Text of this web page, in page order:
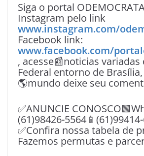
Siga o portal
Instagram pelo link
www.instagram.com/
Facebook link:
www.facebook.com/
, acesse📰noticias
Federal entorno de
🌎mundo deixe seu
✅ANUNCIE
(61)98426-
✅Confira nossa tabela de
Fazemos permutas e